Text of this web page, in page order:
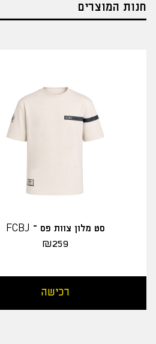
חנות המוצרים
סט מלון צוות פס – FCBJ
₪259
רכישה